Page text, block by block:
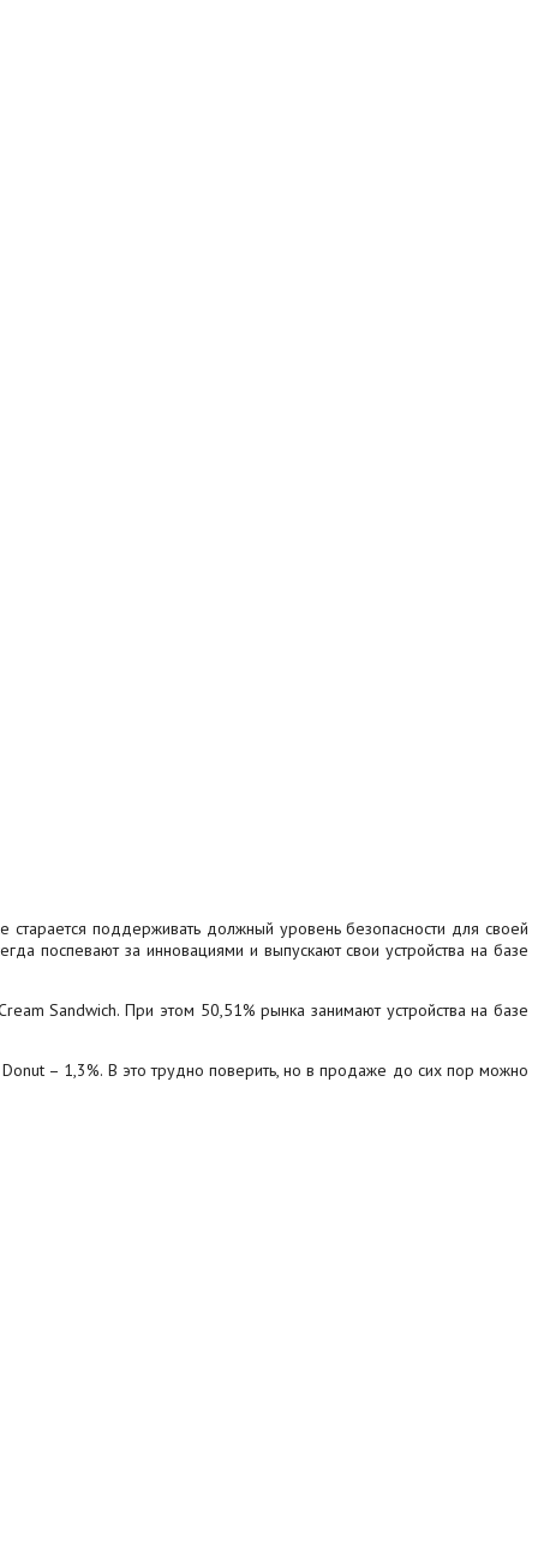
поддерживать должный уровень безопасности для своей
поспевают за инновациями и выпускают свои устройства на базе
Sandwich. При этом 50,51% рынка занимают устройства на базе
– 1,3%. В это трудно поверить, но в продаже до сих пор можно